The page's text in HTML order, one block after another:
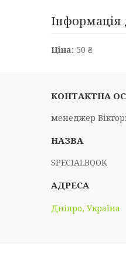
Ціна: 50 ₴
менеджер
SPECIALBOOK
Дніпро, Україна